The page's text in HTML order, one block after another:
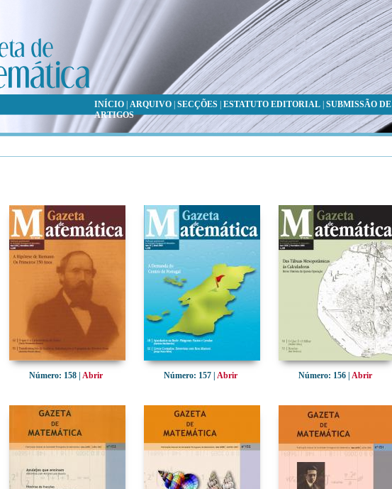
INÍCIO| ARQUIVO| SECÇÕES| ESTATUTO EDITORIAL| SUBMISSÃO DE
ARTIGOS
Número: 158 | Abrir Número: 157 | Abrir Número: 156 | Abrir